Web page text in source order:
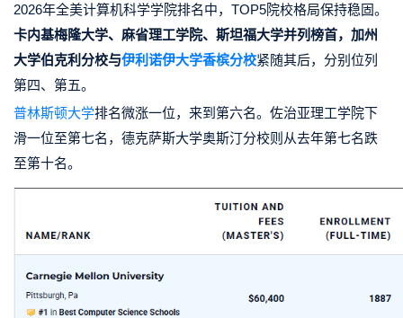
2026年全美计算机科学学院排名中，TOP5院校格局保持稳固。
卡内基梅隆大学、麻省理工学院、斯坦福大学并列榜首， 加州
大学伯克利分校与伊利诺伊大学香槟分校紧随其后，分别位列
第四、第五。
普林斯顿大学排名微涨一位，来到第六名。佐治亚理工学院下
滑一位至第七名，德克萨斯大学奥斯汀分校则从去年第七名跌
至第十名。